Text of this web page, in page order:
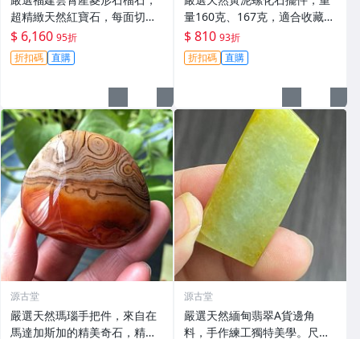
超精緻天然紅寶石，每面切割
工藝細膩，光采奪目宛如珍貴
寶石，多片完整晶體令人一見
傾心。收藏級精品 菱形 石榴石
$ 6,160 95折
折扣碼 直購
量160克、167克，適合收藏與
裝飾 黃泥螺化石 擺件 異類化
石
$ 810 93折
折扣碼 直購
源古堂
嚴選天然瑪瑙手把件，來自在
馬達加斯加的精美奇石，精巧
源古堂
嚴選天然緬甸翡翠A貨邊角
料，手作練工獨特美學。尺寸